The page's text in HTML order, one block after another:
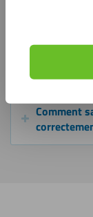
Combien
charge ?
Comment